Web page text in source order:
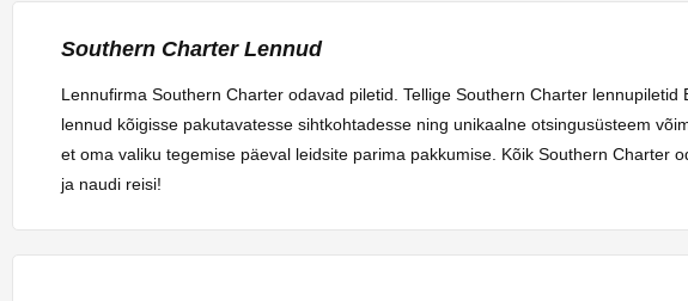
Southern Charter Lennud
Lennufirma Southern Charter odavad piletid. Tellige Southern Charter
lennud kõigisse pakutavatesse sihtkohtadesse ning unikaalne otsingusüsteem
et oma valiku tegemise päeval leidsite parima pakkumise. Kõik Southern Charter
ja naudi reisi!